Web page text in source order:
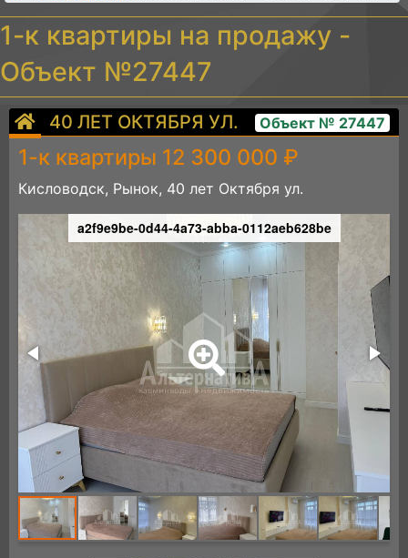
1-к квартиры на продажу -
Объект №27447
40 ЛЕТ ОКТЯБРЯ УЛ. Объект № 27447
1-к квартиры 12 300 000 ₽
Кисловодск, Рынок, 40 лет Октября ул.
a2f9e9be-0d44-4a73-abba-0112aeb628be